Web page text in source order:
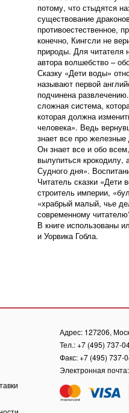
потому, что стыдятся
существование
противоестественное,
конечно, Кингсли не
природы. Для читателя
автора волшебство –
Сказку «Дети воды»
называют первой
подчинена
сложная система,
которая должна
человека». Ведь
знает все про
Он знает все и обо
вылупиться крокодилу,
Судного дня».
Читатель сказки «Дети
строитель империи,
«храбрый малый, чье
современному
В книге использованы
и Уорвика Гобла.
Адрес: 127206,
Тел.: +7 (495) 737-
Факс: +7 (495) 737-
Электронная почта: